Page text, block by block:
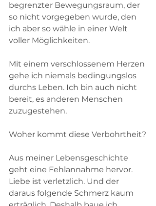
begrenzter Bewegungsraum, der
so nicht vorgegeben wurde, den
ich aber so wähle in einer Welt
voller Möglichkeiten.
Mit einem verschlossenem Herzen
gehe ich niemals bedingungslos
durchs Leben. Ich bin auch nicht
bereit, es anderen Menschen
zuzugestehen.
Woher kommt diese Verbohrtheit?
Aus meiner Lebensgeschichte
geht eine Fehlannahme hervor.
Liebe ist verletzlich. Und der
daraus folgende Schmerz kaum